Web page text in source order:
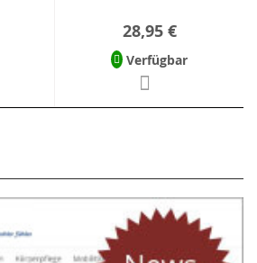
28,95 €
Verfügbar